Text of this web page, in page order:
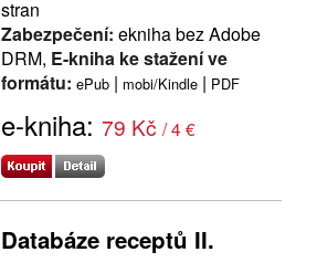
stran
Zabezpečení: ekniha bez Adobe
DRM, E-kniha ke stažení ve
formátu: ePub | mobi/Kindle | PDF
e-kniha: 79 Kč / 4 €
Databáze receptů II.